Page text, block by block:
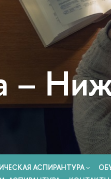
–
АСПИРАНТУРА